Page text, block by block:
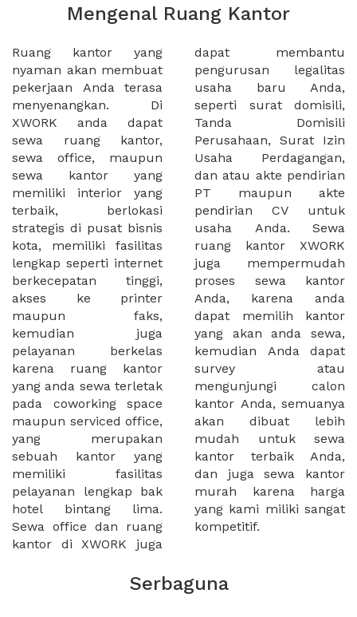
Mengenal Ruang Kantor
Ruang kantor yang
nyaman akan membuat
pekerjaan Anda terasa
menyenangkan. Di
XWORK anda dapat
sewa ruang kantor,
sewa office, maupun
sewa kantor yang
memiliki interior yang
terbaik, berlokasi
strategis di pusat bisnis
kota, memiliki fasilitas
lengkap seperti internet
berkecepatan tinggi,
akses ke printer
maupun faks,
kemudian juga
pelayanan berkelas
karena ruang kantor
yang anda sewa terletak
pada coworking space
maupun serviced office,
yang merupakan
sebuah kantor yang
memiliki fasilitas
pelayanan lengkap bak
hotel bintang lima.
Sewa office dan ruang
kantor di XWORK juga
dapat membantu
pengurusan legalitas
usaha baru Anda,
seperti surat domisili,
Tanda Domisili
Perusahaan, Surat Izin
Usaha Perdagangan,
dan atau akte pendirian
PT maupun akte
pendirian CV untuk
usaha Anda. Sewa
ruang kantor XWORK
juga mempermudah
proses sewa kantor
Anda, karena anda
dapat memilih kantor
yang akan anda sewa,
kemudian Anda dapat
survey atau
mengunjungi calon
kantor Anda, semuanya
akan dibuat lebih
mudah untuk sewa
kantor terbaik Anda,
dan juga sewa kantor
murah karena harga
yang kami miliki sangat
kompetitif.
Serbaguna